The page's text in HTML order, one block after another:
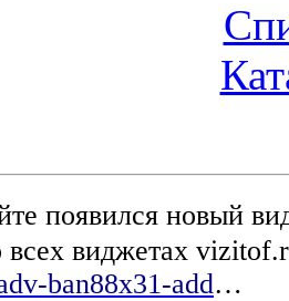
появился новый
виджетах
ban88x31-add…